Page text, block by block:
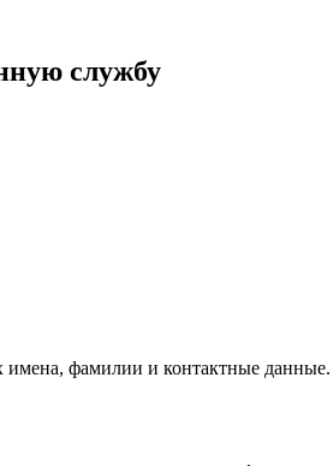
службу
фамилии и контактные данные.